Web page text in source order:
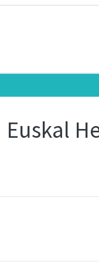
Euskal